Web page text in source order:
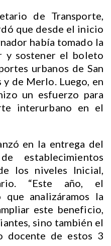
de Transporte,
que desde el inicio
había tomado la
y sostener el boleto
urbanos de San
de Merlo. Luego, en
un esfuerzo para
interurbano en el
en la entrega del
establecimientos
los niveles Inicial,
“Este año, el
analizáramos la
este beneficio,
sino también el
docente de estos 3